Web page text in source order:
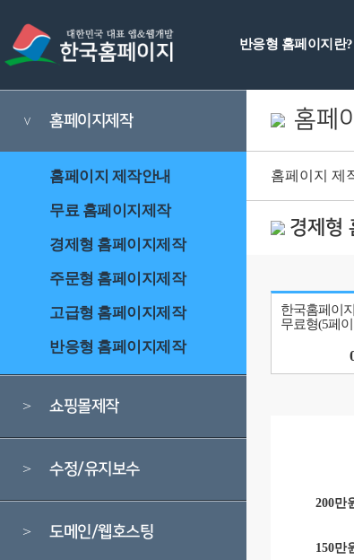
반응형 홈페이지란?
> 홈페이지제작
홈페이지 제작안내
무료 홈페이지제작
경제형 홈페이지제작
주문형 홈페이지제작
고급형 홈페이지제작
반응형 홈페이지제작
> 쇼핑몰제작
> 수정/유지보수
> 도메인/웹호스팅
홈페
홈페이지 제
경제형
한국홈페이
무료형(5페
200만
150만